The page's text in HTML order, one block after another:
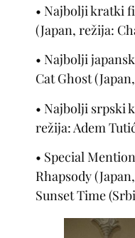
• Najbolji kratki
(Japan, režija:
• Najbolji
Cat Ghost
• Najbolji srpski
režija: Adem
• Special
Rhapsody
Sunset Time